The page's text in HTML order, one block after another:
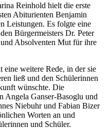
Reinhold hielt die erste
Abiturienten Benjamin
Leistungen. Es folgte eine
Bürgermeisters Dr. Peter
Absolventen Mut für ihre
weitere Rede, in der sie
ließ und den Schülerinnen
wünschte. Die
Angela Ganser-Basoglu und
Niebuhr und Fabian Bizer
Worten an und
und Schüler.